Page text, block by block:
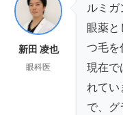
新田 凌也
眼科医
ルミガ
眼薬と
つ毛を
現在で
れてい
で、グ